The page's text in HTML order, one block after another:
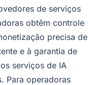
de serviços
obtêm controle
precisa de
e à garantia de
serviços de IA
Para operadoras